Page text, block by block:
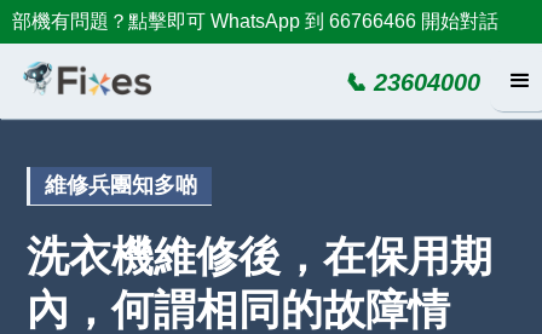
部機有問題？點擊即可 WhatsApp 到 66766466 開始對話
📞 23604000
維修兵團知多啲
洗衣機維修後，在保用期
內，何謂相同的故障情